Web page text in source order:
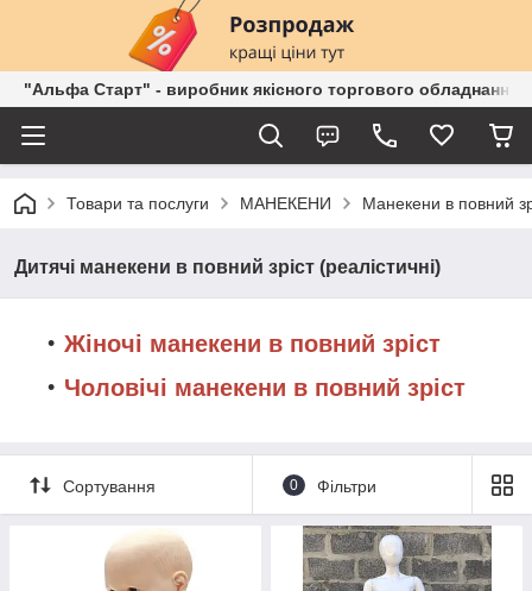
"Альфа Старт" - виробник якісного торгового обладнання
Товари та послуги МАНЕКЕНИ Манекени в повний
Дитячі манекени в повний зріст (реалістичні)
Жіночі манекени в повний зріст
Чоловічі манекени в повний зріст
Сортування 0 Фільтри